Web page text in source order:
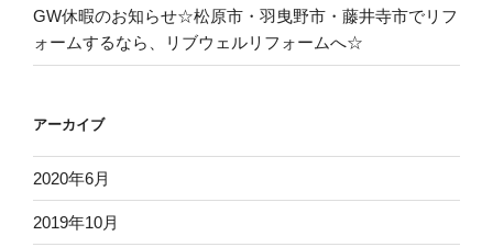
GW休暇のお知らせ☆松原市・羽曳野市・藤井寺市でリフ
ォームするなら、リブウェルリフォームへ☆
アーカイブ
2020年6月
2019年10月